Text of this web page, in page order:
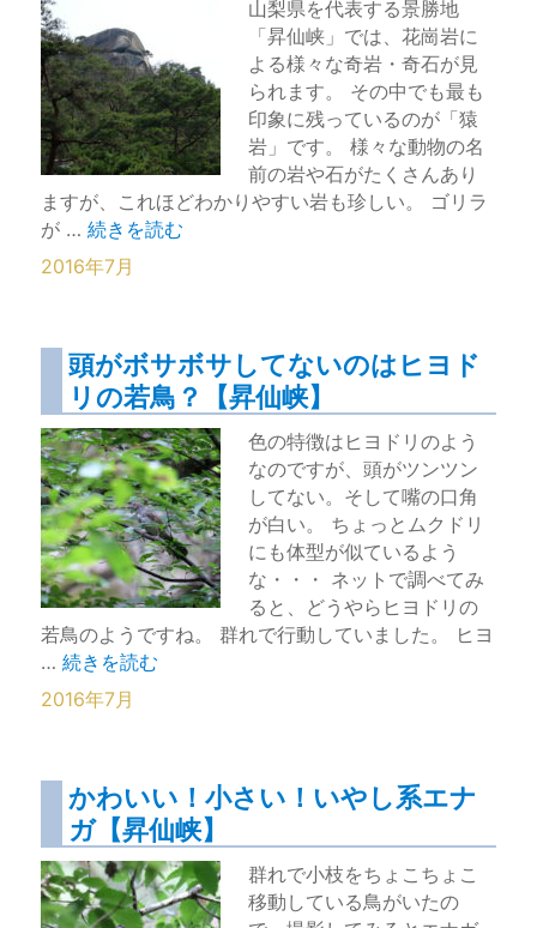
山梨県を代表する景勝地
「昇仙峡」では、花崗岩に
よる様々な奇岩・奇石が見
られます。 その中でも最も
印象に残っているのが「猿
岩」です。 様々な動物の名
前の岩や石がたくさんあり
ますが、これほどわかりやすい岩も珍しい。 ゴリラ
が …“ゴリラにしか見えない猿岩は必見【昇仙峡】” の
続きを読む
2016年7月
頭がボサボサしてないのはヒヨド
リの若鳥？【昇仙峡】
色の特徴はヒヨドリのよう
なのですが、頭がツンツン
してない。そして嘴の口角
が白い。 ちょっとムクドリ
にも体型が似ているよう
な・・・ ネットで調べてみ
ると、どうやらヒヨドリの
若鳥のようですね。 群れで行動していました。 ヒヨ
…“頭がボサボサしてないのはヒヨドリの若鳥？【昇仙峡
続きを読む
2016年7月
かわいい！小さい！いやし系エナ
ガ【昇仙峡】
群れで小枝をちょこちょこ
移動している鳥がいたの